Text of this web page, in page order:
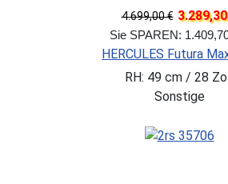
4.699,00 €
Sie SPAREN:
HERCULES Futura
RH: 49 cm / 28
Sonstige